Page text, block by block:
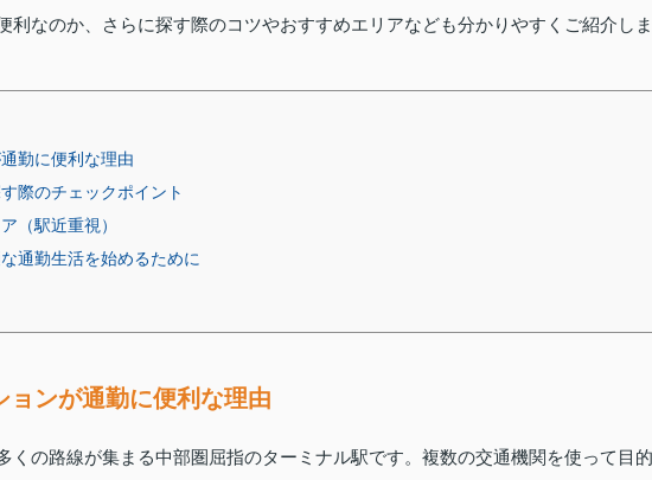
利なのか、さらに探す際のコツやおすすめエリアなども分かりやすくご紹介しま
勤に便利な理由
際のチェックポイント
（駅近重視）
通勤生活を始めるために
ンが通勤に便利な理由
くの路線が集まる中部圏屈指のターミナル駅です。複数の交通機関を使って目的